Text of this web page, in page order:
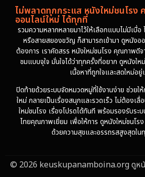
ไม่พลาดทุกกระแส หนังใหม่ชนโรง
ออนไลน์ใหม่ ได้ทุกที่
รวมความหลากหลายมาไว้ให้เลือกแบบไม่มีเบื่อ
หรือสายสยองขวัญ ก็สามารถเข้ามา ดูหนังอ
ต้องการ เราคัดสรร หนังใหม่ชนโรง คุณภาพดีจ
ชมแบบจุใจ มั่นใจได้ว่าทุกครั้งที่อยาก ดูหนังให
เนื้อหาที่ถูกใจและสดใหม่อยู่
ปิดท้ายด้วยระบบจัดหมวดหมู่ที่ใช้งานง่าย ช่วยใ
ใหม่ กลายเป็นเรื่องสนุกและรวดเร็ว ไม่ต้องเลื่
ใหม่ชนโรง เรื่องโปรดได้ทันที พร้อมรองรับระ
ไทยคุณภาพเยี่ยม เพื่อให้การ ดูหนังใหม่ชนโร
ด้วยความสุขและอรรถรสสูงสุดใน
© 2026 keuskupanamboina.org ดูห